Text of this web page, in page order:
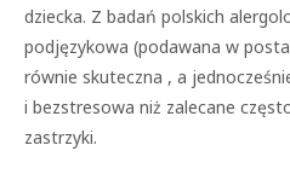
dziecka. Z badań polskich
podjęzykowa (podawana w
równie skuteczna , a
i bezstresowa niż zalecane
zastrzyki.